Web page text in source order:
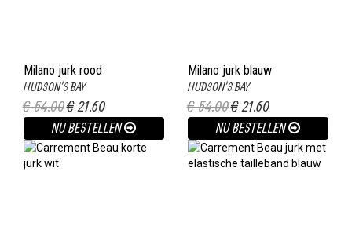
Milano jurk rood
HUDSON'S BAY
€ 54.00€ 21.60
NU BESTELLEN
Milano jurk blauw
HUDSON'S BAY
€ 54.00€ 21.60
NU BESTELLEN